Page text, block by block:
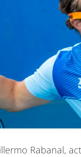
Rabanal,